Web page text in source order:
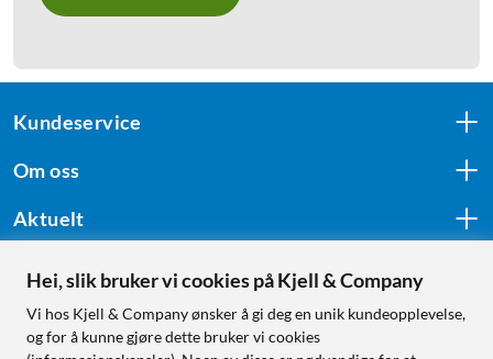
Kundeservice
Om oss
Aktuelt
Følg oss
Hei, slik bruker vi cookies på Kjell & Company
Vi hos Kjell & Company ønsker å gi deg en unik kundeopplevelse,
og for å kunne gjøre dette bruker vi cookies